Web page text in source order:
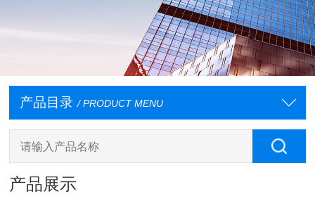
产品目录 / PRODUCT MENU
产品展示